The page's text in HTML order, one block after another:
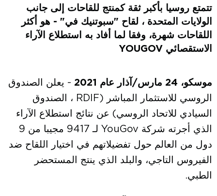
تتمتع روسيا بأكبر ثقة كمنتج للقاحات إلى جانب
الولايات المتحدة ، لقاح "سبوتنيك في" - هو أكثر
اللقاحات شهرة، وفقا لما أفاد به استطلاع الآراء
الاستقصائي YOUGOV
موسكو، 24 مارس/آذار عام 2021
- يعلن الصندوق
الروسي للاستثمار المباشر (RDIF ، الصندوق
السيادي للاتحاد الروسي) عن نتائج استطلاع الآراء
الذي أجرته شركة YouGov لـ 9417 مجيبا من 9
دول من العالم حول تفضيلاتهم في اختيار اللقاح ضد
الفيروس التاجي، والبلد الذي ينتج المستحضر
الطبي.